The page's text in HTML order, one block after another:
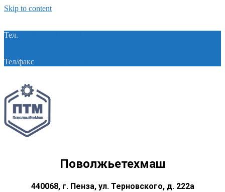
Skip to content
Тел.
Тел/факс
Поволжьетехмаш
440068, г. Пенза, ул. Терновского, д. 222а